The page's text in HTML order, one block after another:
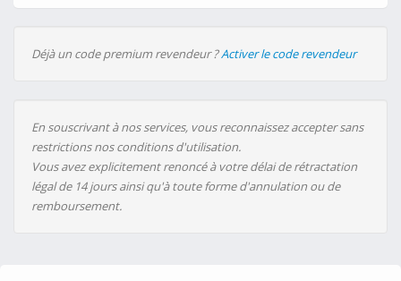
Déjà un code premium revendeur ?Activer le code revendeur
En souscrivant à nos services, vous reconnaissez accepter sans
restrictions nos conditions d'utilisation.
Vous avez explicitement renoncé à votre délai de rétractation
légal de 14 jours ainsi qu'à toute forme d'annulation ou de
remboursement.